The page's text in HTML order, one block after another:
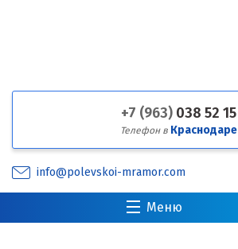
+7 (963) 038 52 15
Телефон в Краснодаре
info@polevskoi-mramor.com
Меню